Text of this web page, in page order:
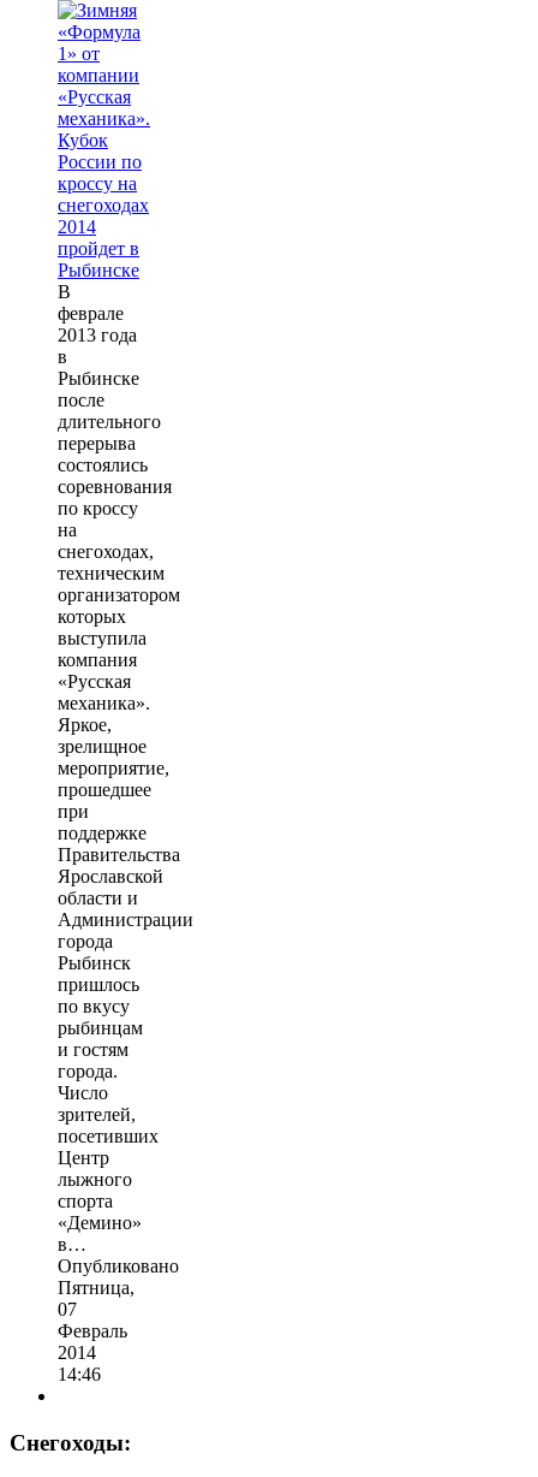
В
феврале
2013 года
в
Рыбинске
после
длительного
перерыва
состоялись
соревнования
по кроссу
на
снегоходах,
техническим
организатором
которых
выступила
компания
«Русская
механика».
Яркое,
зрелищное
мероприятие,
прошедшее
при
поддержке
Правительства
Ярославской
области и
Администрации
города
Рыбинск
пришлось
по вкусу
рыбинцам
и гостям
города.
Число
зрителей,
посетивших
Центр
лыжного
спорта
«Демино»
в…
Опубликовано
Пятница,
07
Февраль
2014
14:46
Снегоходы: